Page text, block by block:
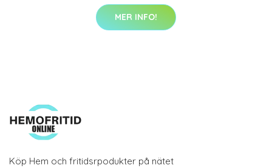
MER INFO!
Köp Hem och fritidsrpodukter på nätet